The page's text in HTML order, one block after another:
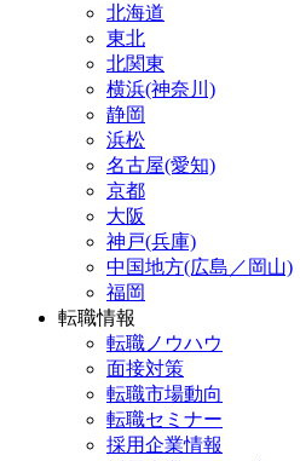
北海道
東北
北関東
横浜(神奈川)
静岡
浜松
名古屋(愛知)
京都
大阪
神戸(兵庫)
中国地方(広島／岡山)
福岡
転職情報
転職ノウハウ
面接対策
転職市場動向
転職セミナー
採用企業情報